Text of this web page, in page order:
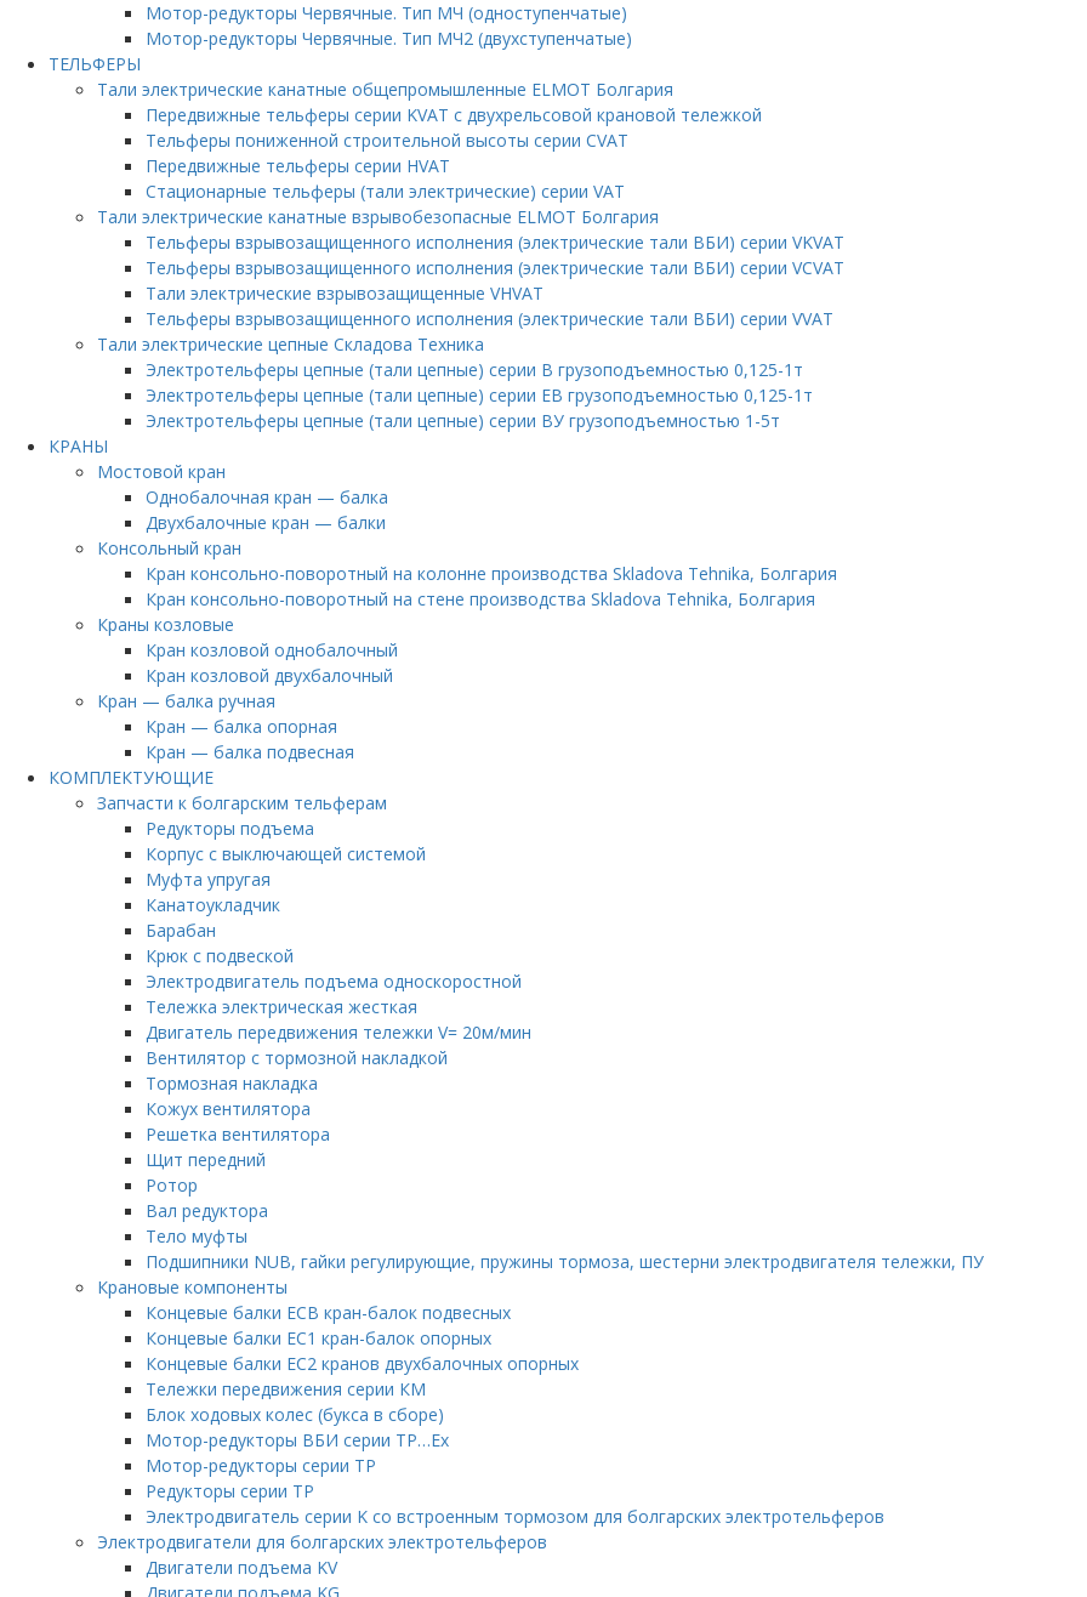
Мотор-редукторы Червячные. Тип МЧ (одноступенчатые)
Мотор-редукторы Червячные. Тип МЧ2 (двухступенчатые)
ТЕЛЬФЕРЫ
Тали электрические канатные общепромышленные ELMOT Болгария
Передвижные тельферы серии KVAT с двухрельсовой крановой тележкой
Тельферы пониженной строительной высоты серии CVAT
Передвижные тельферы серии HVAT
Стационарные тельферы (тали электрические) серии VAT
Тали электрические канатные взрывобезопасные ELMOT Болгария
Тельферы взрывозащищенного исполнения (электрические тали ВБИ) серии VKVAT
Тельферы взрывозащищенного исполнения (электрические тали ВБИ) серии VCVAT
Тали электрические взрывозащищенные VHVAT
Тельферы взрывозащищенного исполнения (электрические тали ВБИ) серии VVAT
Тали электрические цепные Складова Техника
Электротельферы цепные (тали цепные) серии В грузоподъемностью 0,125-1т
Электротельферы цепные (тали цепные) серии EB грузоподъемностью 0,125-1т
Электротельферы цепные (тали цепные) серии ВУ грузоподъемностью 1-5т
КРАНЫ
Мостовой кран
Однобалочная кран — балка
Двухбалочные кран — балки
Консольный кран
Кран консольно-поворотный на колонне производства Skladova Tehnika, Болгария
Кран консольно-поворотный на стене производства Skladova Tehnika, Болгария
Краны козловые
Кран козловой однобалочный
Кран козловой двухбалочный
Кран — балка ручная
Кран — балка опорная
Кран — балка подвесная
КОМПЛЕКТУЮЩИЕ
Запчасти к болгарским тельферам
Редукторы подъема
Корпус с выключающей системой
Муфта упругая
Канатоукладчик
Барабан
Крюк с подвеской
Электродвигатель подъема односкоростной
Тележка электрическая жесткая
Двигатель передвижения тележки V= 20м/мин
Вентилятор с тормозной накладкой
Тормозная накладка
Кожух вентилятора
Решетка вентилятора
Щит передний
Ротор
Вал редуктора
Тело муфты
Подшипники NUB, гайки регулирующие, пружины тормоза, шестерни электродвигателя тележки, ПУ
Крановые компоненты
Концевые балки ЕСВ кран-балок подвесных
Концевые балки ЕС1 кран-балок опорных
Концевые балки ЕС2 кранов двухбалочных опорных
Тележки передвижения серии КМ
Блок ходовых колес (букса в сборе)
Мотор-редукторы ВБИ серии ТР…Ex
Мотор-редукторы серии ТР
Редукторы серии ТР
Электродвигатель серии K со встроенным тормозом для болгарских электротельферов
Электродвигатели для болгарских электротельферов
Двигатели подъема KV